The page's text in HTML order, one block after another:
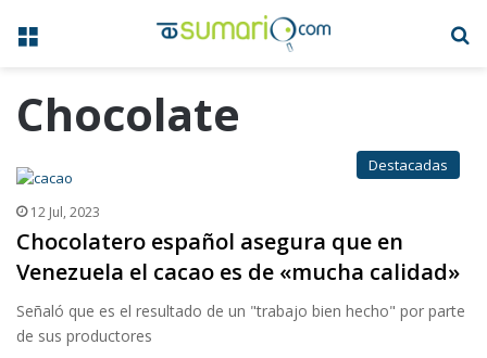
Menú
Chocolate
Destacadas
12 Jul, 2023
Chocolatero español asegura que en
Venezuela el cacao es de «mucha calidad»
Señaló que es el resultado de un "trabajo bien hecho" por parte
de sus productores